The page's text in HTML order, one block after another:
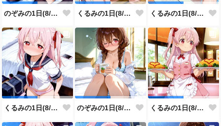
のぞみの1日(8/6投稿分) くるみの1日(8/5投稿分) くるみの1日(8/4投稿分)
くるみの1日(8/3投稿分) のぞみの1日(8/2投稿分) くるみの1日(8/1投稿分)